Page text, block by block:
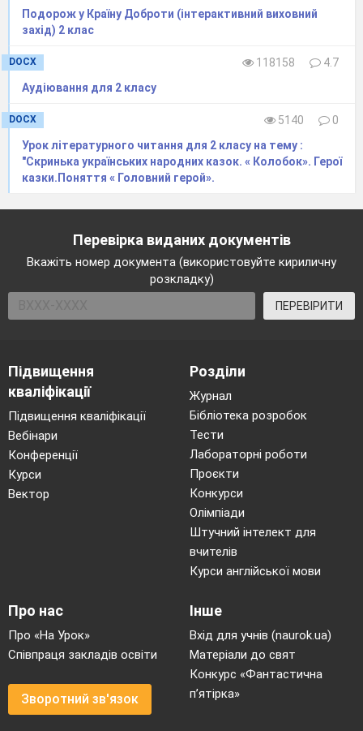
Подорож у Країну Доброти (інтерактивний виховний
захід) 2 клас
DOCX 118158
4.7
Аудіювання для 2 класу
DOCX 5140
0
Урок літературного читання для 2 класу на тему :
"Скринька українських народних казок. « Колобок». Герої
казки.Поняття « Головний герой».
Перевірка виданих документів
Вкажіть номер документа (використовуйте кириличну
розкладку)
ПЕРЕВІРИТИ
Підвищення
кваліфікації
Підвищення кваліфікації
Вебінари
Конференції
Курси
Вектор
Розділи
Журнал
Бібліотека розробок
Тести
Лабораторні роботи
Проєкти
Конкурси
Олімпіади
Штучний інтелект для
вчителів
Курси англійської мови
Про нас
Про «На Урок»
Співпраця закладів освіти
Зворотний зв'язок
Інше
Вхід для учнів (naurok.ua)
Матеріали до свят
Конкурс «Фантастична
п’ятірка»